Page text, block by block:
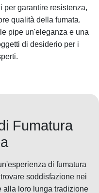
per garantire resistenza,
qualità della fumata.
pipe un'eleganza e una
di desiderio per i
Fumatura
di fumatura
soddisfazione nei
alla loro lunga tradizione